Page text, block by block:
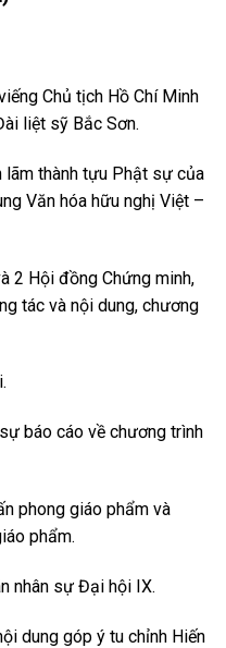
Chủ tịch Hồ Chí Minh
liệt sỹ Bắc Sơn.
lãm thành tựu Phật sự của
Văn hóa hữu nghị Việt –
2 Hội đồng Chứng minh,
tác và nội dung, chương
báo cáo về chương trình
phong giáo phẩm và
phẩm.
nhân sự Đại hội IX.
dung góp ý tu chỉnh Hiến